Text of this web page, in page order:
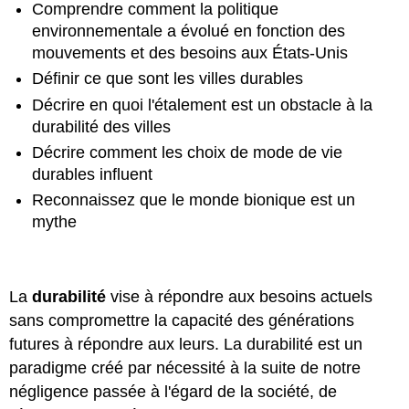
Comprendre comment la politique
environnementale a évolué en fonction des
mouvements et des besoins aux États-Unis
Définir ce que sont les villes durables
Décrire en quoi l'étalement est un obstacle à la
durabilité des villes
Décrire comment les choix de mode de vie
durables influent
Reconnaissez que le monde bionique est un
mythe
Ladurabilité vise à répondre aux besoins actuels
sans compromettre la capacité des générations
futures à répondre aux leurs. La durabilité est un
paradigme créé par nécessité à la suite de notre
négligence passée à l'égard de la société, de